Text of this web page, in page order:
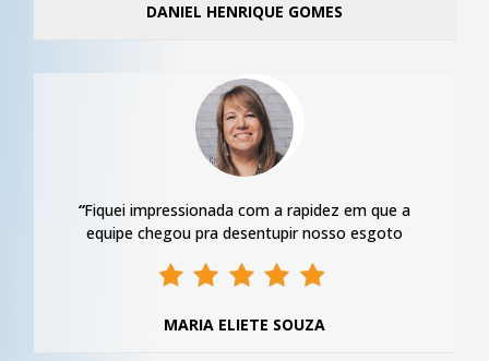
DANIEL HENRIQUE GOMES
“Fiquei impressionada com a rapidez em que a
equipe chegou pra desentupir nosso esgoto
MARIA ELIETE SOUZA